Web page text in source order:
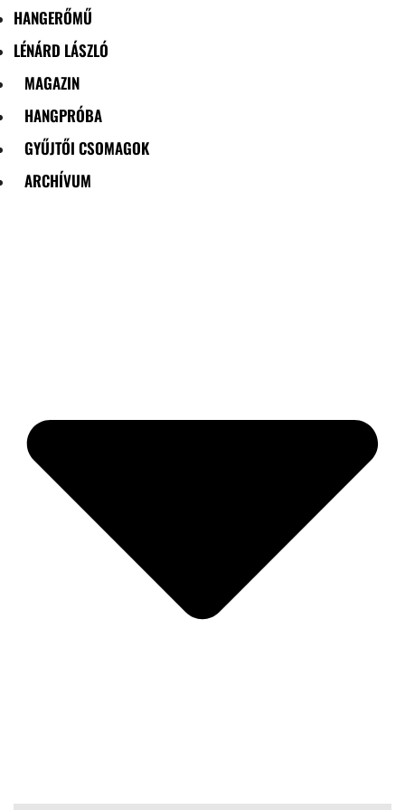
HANGERŐMŰ
LÉNÁRD LÁSZLÓ
MAGAZIN
HANGPRÓBA
GYŰJTŐI CSOMAGOK
ARCHÍVUM